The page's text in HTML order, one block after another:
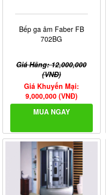
Bếp ga âm Faber FB
702BG
Giá Hãng: 12,000,000
(VNĐ)
Giá Khuyến Mại:
9,000,000 (VNĐ)
MUA NGAY